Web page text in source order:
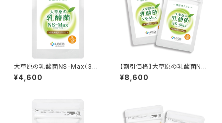
大草原の乳酸菌NS-Max（36
粒） ≪18日分≫
¥4,600
【割引価格】大草原の乳酸菌NS
-Max（36粒）× 2袋セット ≪3
6日分≫
¥8,600